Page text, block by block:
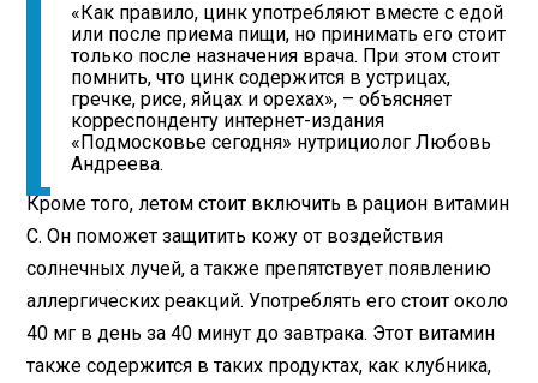
«Как правило, цинк употребляют вместе с едой
или после приема пищи, но принимать его стоит
только после назначения врача. При этом стоит
помнить, что цинк содержится в устрицах,
гречке, рисе, яйцах и орехах», – объясняет
корреспонденту интернет-издания
«Подмосковье сегодня» нутрициолог Любовь
Андреева.
Кроме того, летом стоит включить в рацион витамин
С. Он поможет защитить кожу от воздействия
солнечных лучей, а также препятствует появлению
аллергических реакций. Употреблять его стоит около
40 мг в день за 40 минут до завтрака. Этот витамин
также содержится в таких продуктах, как клубника,